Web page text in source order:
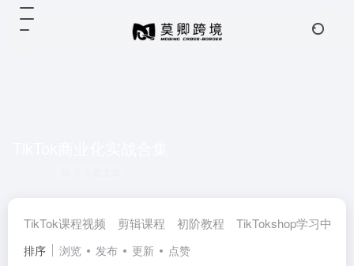
TikTok课程视频 剪辑课程 初阶教程 TikTokshop学习中心
排序 浏览 发布 更新 点赞